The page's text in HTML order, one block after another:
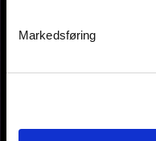
Markedsføring